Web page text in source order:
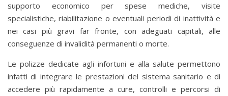
supporto economico per spese mediche, visite
specialistiche, riabilitazione o eventuali periodi di inattività e
nei casi più gravi far fronte, con adeguati capitali, alle
conseguenze di invalidità permanenti o morte.
Le polizze dedicate agli infortuni e alla salute permettono
infatti di integrare le prestazioni del sistema sanitario e di
accedere più rapidamente a cure, controlli e percorsi di